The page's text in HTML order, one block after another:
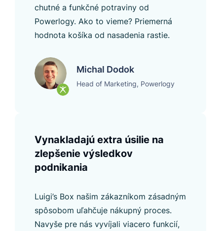
chutné a funkčné potraviny od
Powerlogy. Ako to vieme? Priemerná
hodnota košíka od nasadenia rastie.
Michal Dodok
Head of Marketing, Powerlogy
Vynakladajú extra úsilie na
zlepšenie výsledkov
podnikania
Luigi’s Box našim zákazníkom zásadným
spôsobom uľahčuje nákupný proces.
Navyše pre nás vyvíjali viacero funkcií,